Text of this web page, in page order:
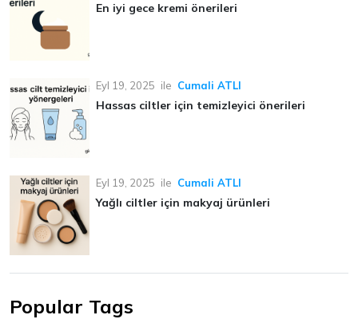
En iyi gece kremi önerileri
Eyl 19, 2025 ile Cumali ATLI
Hassas ciltler için temizleyici önerileri
Eyl 19, 2025 ile Cumali ATLI
Yağlı ciltler için makyaj ürünleri
Popular Tags